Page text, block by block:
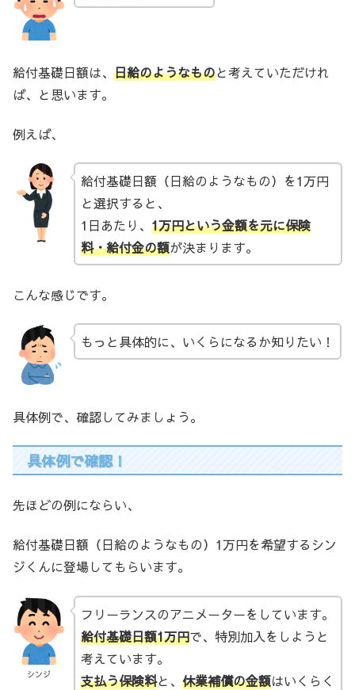
給付基礎日額は、 日給のようなものと考えていただけれ
ば、と思います。
例えば、
給付基礎日額（日給のようなもの）を1万円
と選択すると、
1日あたり、 1万円という金額を元に保険
料・給付金の額が決まります。
こんな感じです。
もっと具体的に、いくらになるか知りたい！
具体例で、確認してみましょう。
具体例で確認！
先ほどの例にならい、
給付基礎日額（日給のようなもの）1万円を希望するシン
ジくんに登場してもらいます。
シンジ
フリーランスのアニメーターをしています。
給付基礎日額1万円で、特別加入をしようと
考えています。
支払う保険料と、 休業補償の金額はいくらく